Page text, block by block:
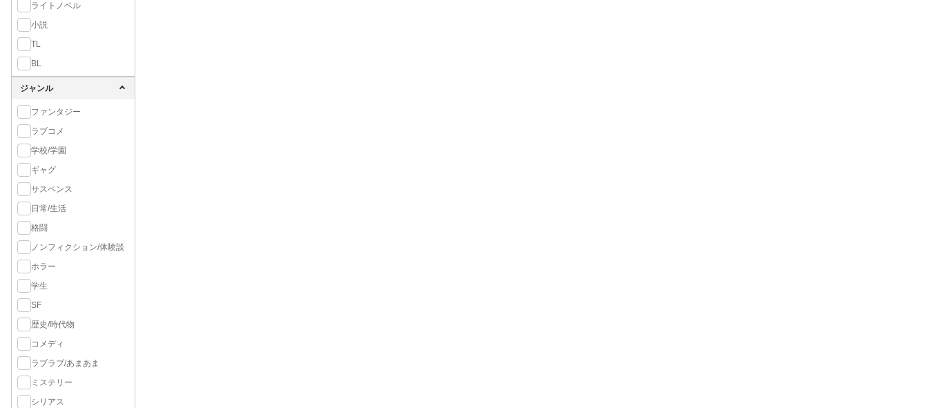
ライトノベル
小説
TL
BL
ジャンル
ファンタジー
ラブコメ
学校/学園
ギャグ
サスペンス
日常/生活
格闘
ノンフィクション/体験談
ホラー
学生
SF
歴史/時代物
コメディ
ラブラブ/あまあま
ミステリー
シリアス